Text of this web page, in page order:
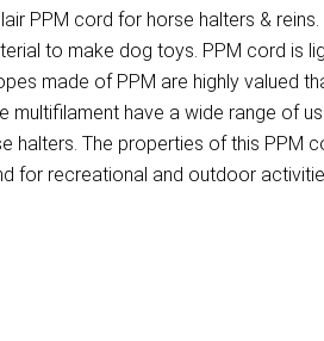
PPM cord for horse halters &
to make dog toys. PPM cord is
made of PPM are highly valued
have a wide range of
halters. The properties of this PPM
for recreational and outdoor